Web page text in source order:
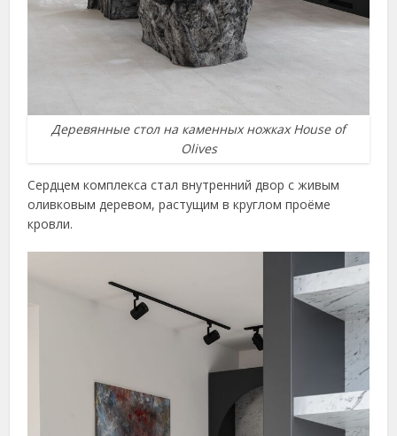
Деревянные стол на каменных ножках House of
Olives
Сердцем комплекса стал внутренний двор с живым
оливковым деревом, растущим в круглом проёме
кровли.